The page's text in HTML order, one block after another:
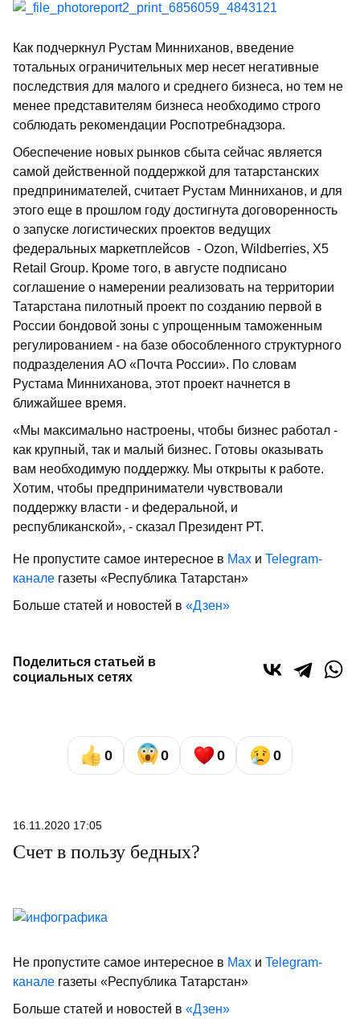
Как подчеркнул Рустам Минниханов, введение
тотальных ограничительных мер несет негативные
последствия для малого и среднего бизнеса, но тем не
менее представителям бизнеса необходимо строго
соблюдать рекомендации Роспотребнадзора.
Обеспечение новых рынков сбыта сейчас является
самой действенной поддержкой для татарстанских
предпринимателей, считает Рустам Минниханов, и для
этого еще в прошлом году достигнута договоренность
о запуске логистических проектов ведущих
федеральных маркетплейсов - Ozon, Wildberries, Х5
Retail Group. Кроме того, в августе подписано
соглашение о намерении реализовать на территории
Татарстана пилотный проект по созданию первой в
России бондовой зоны с упрощенным таможенным
регулированием - на базе обособленного структурного
подразделения АО «Почта России». По словам
Рустама Минниханова, этот проект начнется в
ближайшее время.
«Мы максимально настроены, чтобы бизнес работал -
как крупный, так и малый бизнес. Готовы оказывать
вам необходимую поддержку. Мы открыты к работе.
Хотим, чтобы предприниматели чувствовали
поддержку власти - и федеральной, и
республиканской», - сказал Президент РТ.
Не пропустите самое интересное в Max и Telegram-
канале газеты «Республика Татарстан»
Больше статей и новостей в «Дзен»
Поделиться статьей в
социальных сетях
0 0 0 0
16.11.2020 17:05
Счет в пользу бедных?
Не пропустите самое интересное в Max и Telegram-
канале газеты «Республика Татарстан»
Больше статей и новостей в «Дзен»